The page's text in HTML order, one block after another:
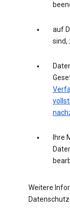
auf
sind,
Ihre
Weitere